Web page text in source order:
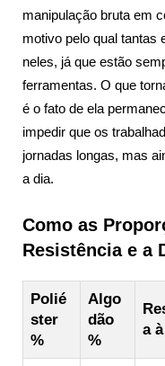
manipulação bruta em
motivo pelo qual tantas
neles, já que estão
ferramentas. O que
é o fato de ela
impedir que os
jornadas longas, mas
a dia.
Como as
Resistência e a
Polié
ster
%
Algo
dão
%
a